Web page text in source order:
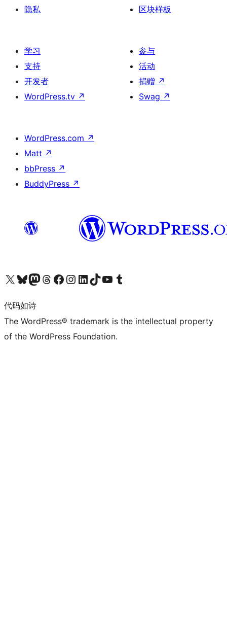
隐私
区块样板
学习
支持
开发者
WordPress.tv ↗
参与
活动
捐赠 ↗
Swag ↗
WordPress.com ↗
Matt ↗
bbPress ↗
BuddyPress ↗
关注我们的 X（原 Twitter）账号访问我们的 Bluesky 账号关注我们的 Mastodon 账号访问我们的 Threads 账号 访问我们的 Facebook 公共主页关注我们的 Instagram 账号 关注我们的 LinkedIn 主页访问我们的 TikTok 账号访问我们的 YouTube 频道 访问我们的 Tumblr 账号
代码如诗
The WordPress® trademark is the intellectual property
of the WordPress Foundation.